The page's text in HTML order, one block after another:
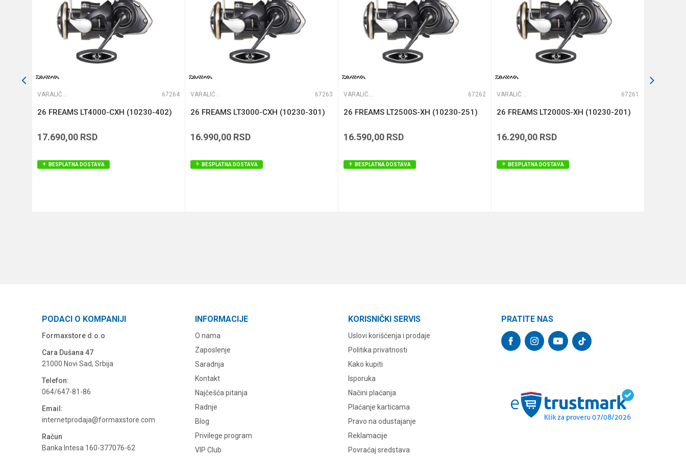
VARALIČARSKE MAŠINICE 67264
26 FREAMS LT4000-CXH (10230-402)
17.690,00 RSD
BESPLATNA DOSTAVA
VARALIČARSKE MAŠINICE 67263
26 FREAMS LT3000-CXH (10230-301)
16.990,00 RSD
BESPLATNA DOSTAVA
VARALIČARSKE MAŠINICE 67262
26 FREAMS LT2500S-XH (10230-251)
16.590,00 RSD
BESPLATNA DOSTAVA
VARALIČARSKE MAŠINICE 67261
26 FREAMS LT2000S-XH (10230-201)
16.290,00 RSD
BESPLATNA DOSTAVA
PODACI O KOMPANIJI
Formaxstore d.o.o
Cara Dušana 47
21000 Novi Sad, Srbija
Telefon:
064/647-81-86
Email:
internetprodaja@formaxstore.com
Račun
Banka Intesa 160-377076-62
INFORMACIJE
O nama
Zaposlenje
Saradnja
Kontakt
Najčešća pitanja
Radnje
Blog
Privilege program
VIP Club
KORISNIČKI SERVIS
Uslovi korišćenja i prodaje
Politika privatnosti
Kako kupiti
Isporuka
Načini plaćanja
Plaćanje karticama
Pravo na odustajanje
Reklamacije
Povraćaj sredstava
PRATITE NAS